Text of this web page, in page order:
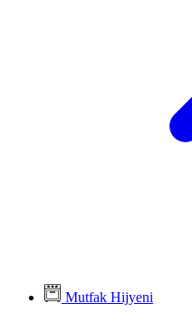
Mutfak Hijyeni